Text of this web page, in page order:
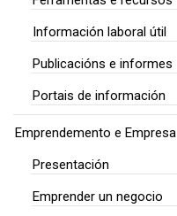
Información laboral útil
Publicacións e informes
Portais de información
Emprendemento e Empresa
Presentación
Emprender un negocio